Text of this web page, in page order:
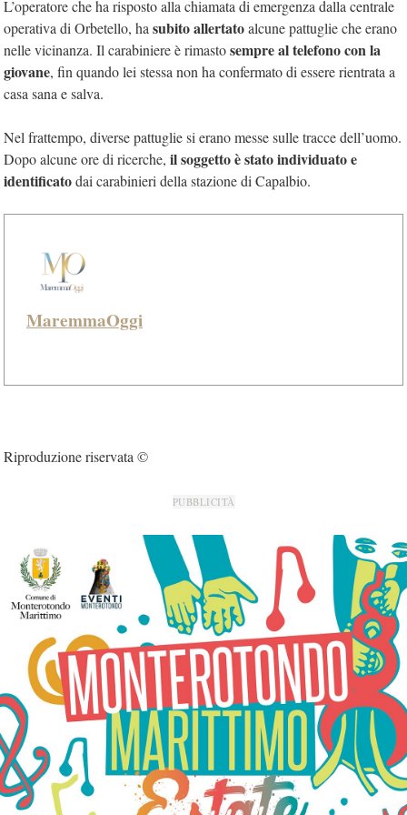
L’operatore che ha risposto alla chiamata di emergenza dalla centrale
operativa di Orbetello, ha subito allertatoalcune pattuglie che erano
nelle vicinanza. Il carabiniere è rimastosempre al telefono con la
giovane, fin quando lei stessa non ha confermato di essere rientrata a
casa sana e salva.
Nel frattempo, diverse pattuglie si erano messe sulle tracce dell’uomo.
Dopo alcune ore di ricerche, il soggetto è stato individuato e
identificatodai carabinieri della stazione di Capalbio.
MaremmaOggi
Riproduzione riservata ©
PUBBLICITÀ